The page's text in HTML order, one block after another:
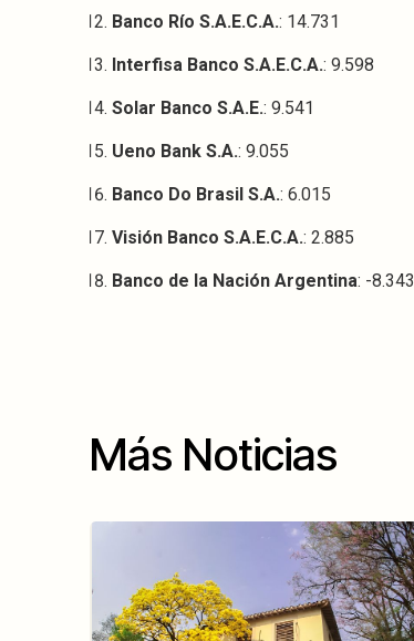
Banco Río S.A.E.C.A.: 14.731
Interfisa Banco S.A.E.C.A.: 9.598
Solar Banco S.A.E.: 9.541
Ueno Bank S.A.: 9.055
Banco Do Brasil S.A.: 6.015
Visión Banco S.A.E.C.A.: 2.885
Banco de la Nación Argentina: -8.343
Más Noticias